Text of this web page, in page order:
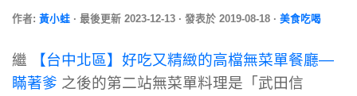
作者: 黃小蛙 · 最後更新 2023-12-13 · 發表於 2019-08-18 · 美食吃喝
繼
【台中北區】好吃又精緻的高檔無菜單餐廳—
瞞著爹 之後的第二站無菜單料理是「武田信